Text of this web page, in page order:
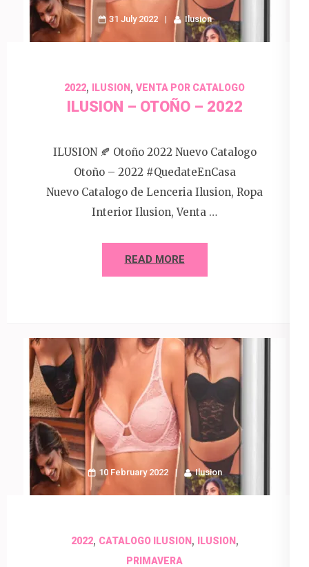
31 July 2022 Ilusion
2022, ILUSION , VENTA POR CATALOGO
ILUSION – OTOÑO – 2022
ILUSION 🍂 Otoño 2022 Nuevo Catalogo
Otoño – 2022 #QuedateEnCasa
Nuevo Catalogo de Lenceria Ilusion, Ropa
Interior Ilusion, Venta …
READ MORE
10 February 2022 Ilusion
2022, CATALOGO ILUSION, ILUSION,
PRIMAVERA